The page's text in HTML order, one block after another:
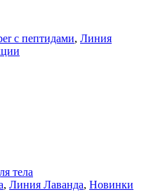
с пептидами, Линия
тела
, Линия Лаванда, Новинки